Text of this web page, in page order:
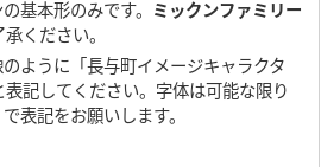
基本形のみです。 ミックンファミリー
ください。
ように「長与町イメージキャラクタ
記してください。字体は可能な限り
表記をお願いします。